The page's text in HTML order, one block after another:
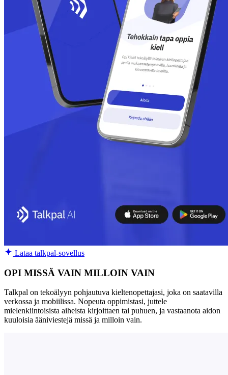
Lataa talkpal-sovellus
OPI MISSÄ VAIN MILLOIN VAIN
Talkpal on tekoälyyn pohjautuva kieltenopettajasi, joka on saatavilla
verkossa ja mobiilissa. Nopeuta oppimistasi, juttele
mielenkiintoisista aiheista kirjoittaen tai puhuen, ja vastaanota aidon
kuuloisia ääniviestejä missä ja milloin vain.